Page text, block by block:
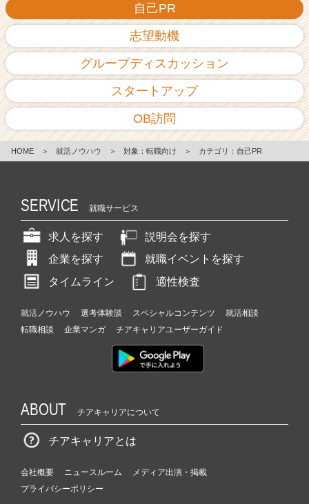
自己PR
志望動機
グループディスカッション
スタートアップ
OB訪問
HOME ＞ 就活ノウハウ ＞ 対象：転職向け ＞ カテゴリ：自己PR
SERVICE 就職サービス
求人を探す
説明会を探す
企業を探す
就職イベントを探す
タイムライン
適性検査
就活ノウハウ 選考体験談 スペシャルコンテンツ
就活相談
転職相談
企業マンガ チアキャリアユーザーガイド
ABOUT チアキャリアについて
チアキャリアとは
会社概要 ニュースルーム
メディア出演・掲載
プライバシーポリシー